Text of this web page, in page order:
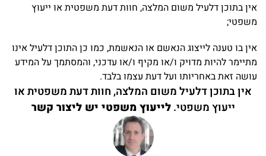
אין בתוכן דלעיל משום המלצה, חוות דעת משפטית או ייעוץ
משפטי;
אין בו טענה לייצוג הנאשם או הנאשמת, כמו כן התוכן דלעיל אינו
מתיימר להיות מדויק ו/או מקיף ו/או עדכני, והמסתמך על המידע
עושה זאת באחריותו ועל דעת עצמו בלבד.
אין בתוכן דלעיל משום המלצה, חוות דעת משפטית או
ייעוץ משפטי.לייעוץ משפטי יש ליצור קשר